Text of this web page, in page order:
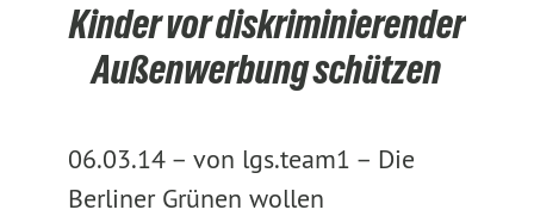
Kinder vor diskriminierender
Außenwerbung schützen
06.03.14 – von lgs.team1 – Die
Berliner Grünen wollen